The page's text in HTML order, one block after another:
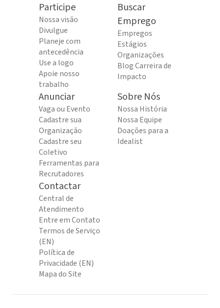
Participe
Nossa visão
Divulgue
Planeje com
antecedência
Use a logo
Apoie nosso
trabalho
Buscar
Emprego
Empregos
Estágios
Organizações
Blog Carreira de
Impacto
Anunciar
Vaga ou Evento
Cadastre sua
Organização
Cadastre seu
Coletivo
Ferramentas para
Recrutadores
Sobre Nós
Nossa História
Nossa Equipe
Doações para a
Idealist
Contactar
Central de
Atendimento
Entre em Contato
Termos de Serviço
(EN)
Política de
Privacidade (EN)
Mapa do Site